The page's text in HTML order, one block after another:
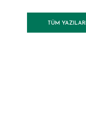
TÜM YAZILARI